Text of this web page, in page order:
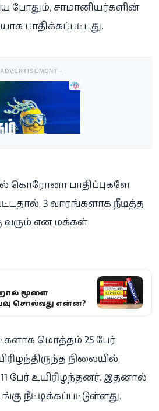
போதும், சாமானியர்களின்
பாதிக்கப்பட்டது.
-
கொரோனா பாதிப்புகளே
3 வாரங்களாக நீடித்த
வரும் என மக்கள்
மூளை
சொல்வது என்ன?
மொத்தம் 25 பேர்
நிலையில்,
பேர் உயிரிழந்தனர். இதனால்
நீட்டிக்கப்பட்டுள்ளது.